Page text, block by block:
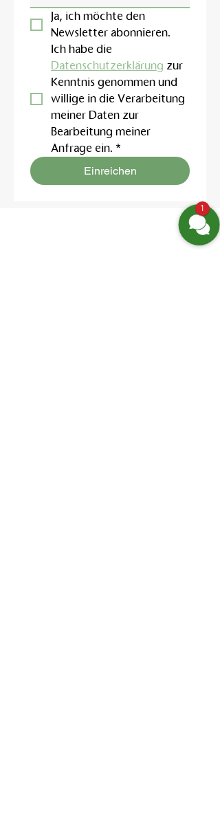
Ja, ich möchte den
Newsletter abonnieren.
Datenschutzerklärung zur
Kenntnis genommen und
willige in die Verarbeitung
meiner Daten zur
Bearbeitung meiner
Anfrage ein. *
Einreichen
1